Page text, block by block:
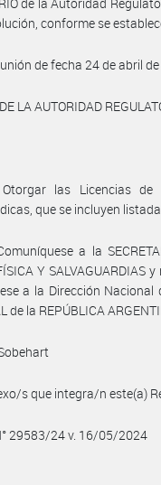
conforme se
de fecha 24 de abril
LA AUTORIDAD
Otorgar las Licencias
que se incluyen
a la
Y
a la Dirección
de la REPÚBLICA
s que integra/n este(a)
29583/24 v. 16/05/2024